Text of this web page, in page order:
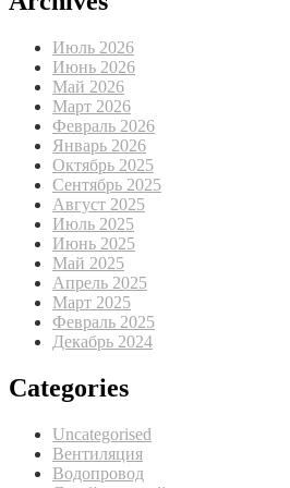
Июль 2026
Июнь 2026
Май 2026
Март 2026
Февраль 2026
Январь 2026
Октябрь 2025
Сентябрь 2025
Август 2025
Июль 2025
Июнь 2025
Май 2025
Апрель 2025
Март 2025
Февраль 2025
Декабрь 2024
Categories
Uncategorised
Вентиляция
Водопровод